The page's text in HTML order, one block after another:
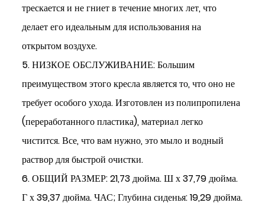
трескается и не гниет в течение многих лет, что
делает его идеальным для использования на
открытом воздухе.
5. НИЗКОЕ ОБСЛУЖИВАНИЕ: Большим
преимуществом этого кресла является то, что оно не
требует особого ухода. Изготовлен из полипропилена
(переработанного пластика), материал легко
чистится. Все, что вам нужно, это мыло и водный
раствор для быстрой очистки.
6. ОБЩИЙ РАЗМЕР: 21,73 дюйма. Ш х 37,79 дюйма.
Г х 39,37 дюйма. ЧАС; Глубина сиденья: 19,29 дюйма.